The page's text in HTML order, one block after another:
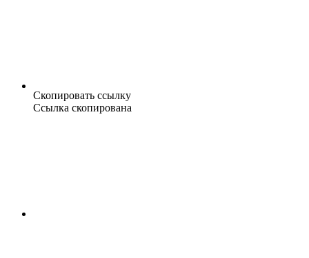
Скопировать ссылку
Ссылка скопирована